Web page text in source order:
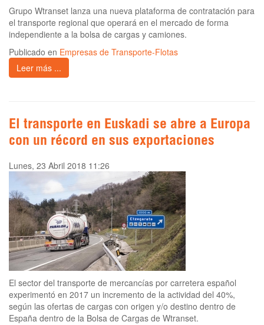
Grupo Wtranset lanza una nueva plataforma de contratación para
el transporte regional que operará en el mercado de forma
independiente a la bolsa de cargas y camiones.
Publicado en Empresas de Transporte-Flotas
Leer más ...
El transporte en Euskadi se abre a Europa
con un récord en sus exportaciones
Lunes, 23 Abril 2018 11:26
El sector del transporte de mercancías por carretera español
experimentó en 2017 un incremento de la actividad del 40%,
según las ofertas de cargas con origen y/o destino dentro de
España dentro de la Bolsa de Cargas de Wtranset.